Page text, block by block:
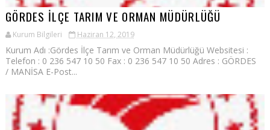
GÖRDES İLÇE TARIM VE ORMAN MÜDÜRLÜĞÜ
Kurum Bilgileri Haziran 12, 2019
Kurum Adı :Gördes İlçe Tarım ve Orman Müdürlüğü Websitesi :
Telefon : 0 236 547 10 50 Fax : 0 236 547 10 50 Adres : GÖRDES
/ MANİSA E-Post...